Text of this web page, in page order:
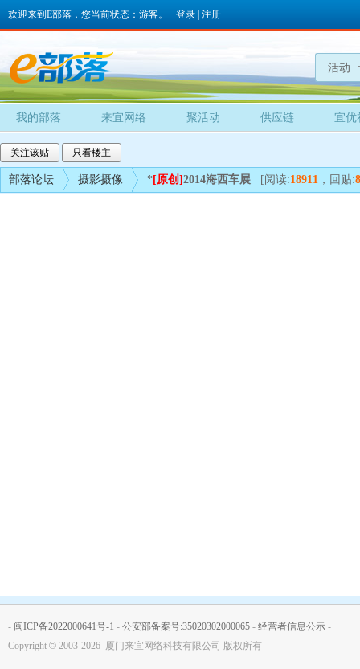
欢迎来到E部落，您当前状态：游客。 登录 注册
活动
我的部落 来宜网络 聚活动 供应链 宜优
关注该贴 只看楼主
部落论坛 摄影摄像 * [原创] 2014海西车展 [阅读:18911 ，回贴:
- 闽ICP备2022000641号-1 - 公安部备案号:35020302000065 - 经营者信息公示 -
Copyright © 2003-2026 厦门来宜网络科技有限公司 版权所有